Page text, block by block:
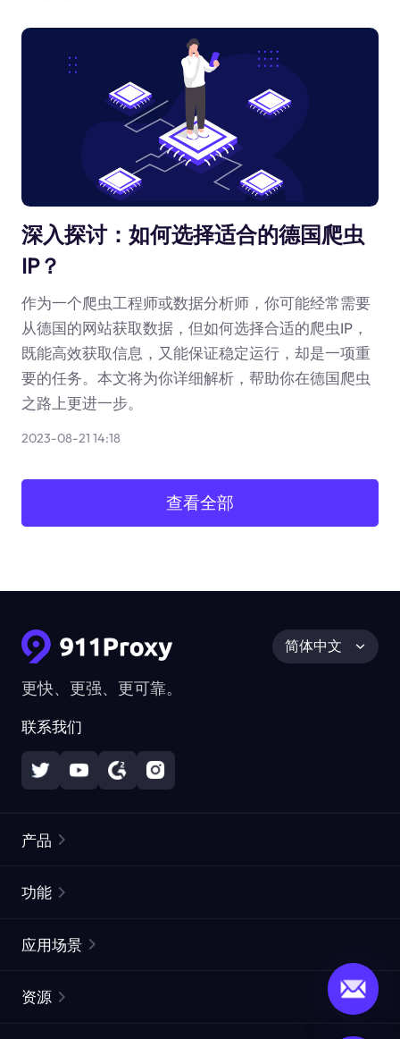
深入探讨：如何选择适合的德国爬虫
IP？
作为一个爬虫工程师或数据分析师，你可能经常需要
从德国的网站获取数据，但如何选择合适的爬虫IP，
既能高效获取信息，又能保证稳定运行，却是一项重
要的任务。本文将为你详细解析，帮助你在德国爬虫
之路上更进一步。
2023-08-21 14:18
查看全部
更快、更强、更可靠。
联系我们
简体中文
产品
静态住宅代理
功能
ISP代理
应用场景
资源